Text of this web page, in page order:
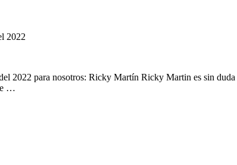
2022
2022 para nosotros: Ricky Martín Ricky Martin es sin
…